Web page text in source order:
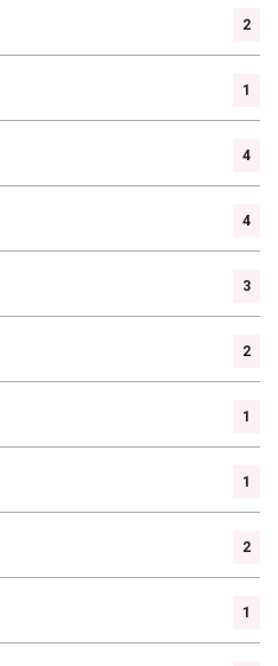
2
1
4
4
3
2
1
1
2
1